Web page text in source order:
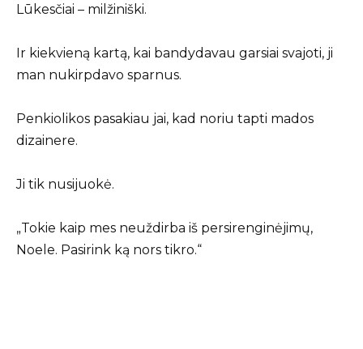
Lūkesčiai – milžiniški.
Ir kiekvieną kartą, kai bandydavau garsiai svajoti, ji
man nukirpdavo sparnus.
Penkiolikos pasakiau jai, kad noriu tapti mados
dizainere.
Ji tik nusijuokė.
„Tokie kaip mes neuždirba iš persirenginėjimų,
Noele. Pasirink ką nors tikro.“